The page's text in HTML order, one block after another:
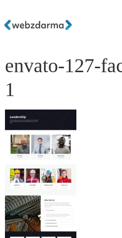
envato-127-
1